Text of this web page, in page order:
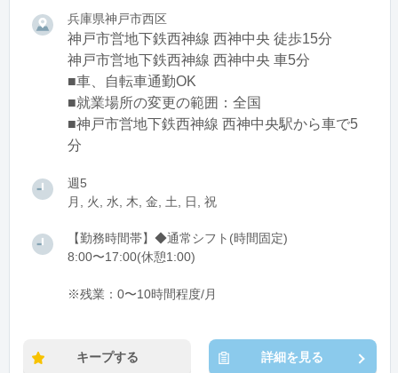
兵庫県神戸市西区
神戸市営地下鉄西神線 西神中央 徒歩15分
神戸市営地下鉄西神線 西神中央 車5分
■車、自転車通勤OK
■就業場所の変更の範囲：全国
■神戸市営地下鉄西神線 西神中央駅から車で5
分
週5
月, 火, 水, 木, 金, 土, 日, 祝
【勤務時間帯】◆通常シフト(時間固定)
8:00〜17:00(休憩1:00)
※残業：0〜10時間程度/月
キープする 詳細を見る